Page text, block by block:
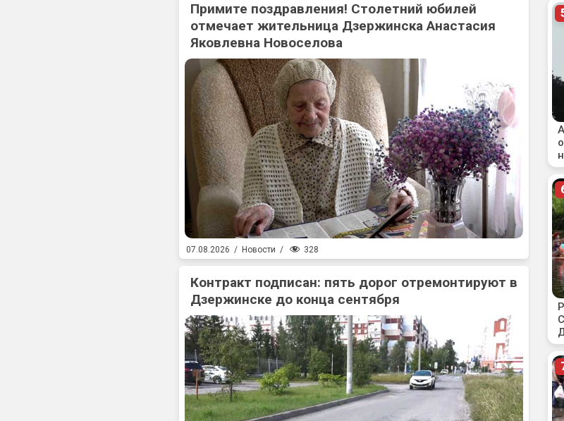
Примите поздравления! Столетний юбилей
отмечает жительница Дзержинска Анастасия
Яковлевна Новоселова
07.08.2026 / Новости / 328
Контракт подписан: пять дорог отремонтируют в
Дзержинске до конца сентября